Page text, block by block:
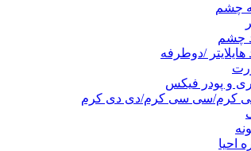
چشم
چشم
هایلایتر /دوطرفه
و پودر فیکس
کرم/سی سی کرم/دی دی کرم
احیا